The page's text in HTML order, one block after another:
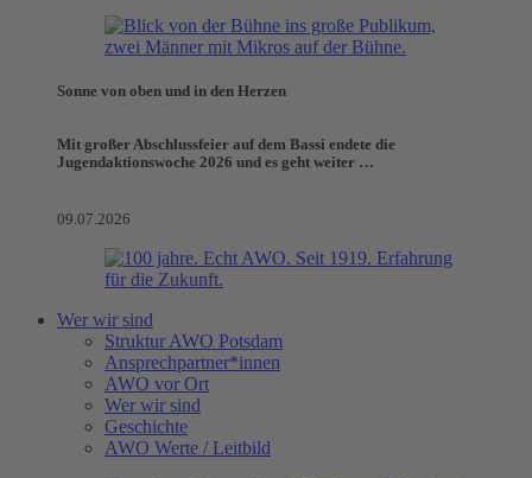
Sonne von oben und in den Herzen
Mit großer Abschlussfeier auf dem Bassi endete die
Jugendaktionswoche 2026 und es geht weiter …
09.07.2026
Wer wir sind
Struktur AWO Potsdam
Ansprechpartner*innen
AWO vor Ort
Wer wir sind
Geschichte
AWO Werte / Leitbild